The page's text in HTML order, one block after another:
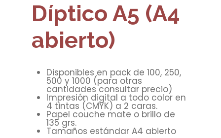
Díptico A5 (A4
abierto)
Disponibles en pack de 100, 250,
500 y 1000 (para otras
cantidades consultar precio)
Impresión digital a todo color en
4 tintas (CMYK) a 2 caras.
Papel couche mate o brillo de
135 grs.
Tamaños estándar A4 abierto